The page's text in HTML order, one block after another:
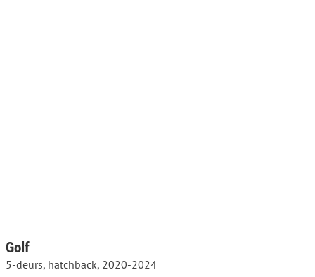
Golf
5-deurs, hatchback, 2020-2024